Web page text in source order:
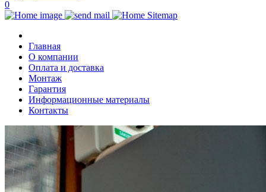
0
Главная
О компании
Оплата и доставка
Монтаж
Гарантия
Информационные материалы
Контакты